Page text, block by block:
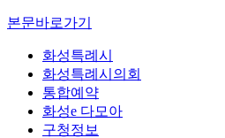
본문바로가기
화성특례시
화성특례시의회
통합예약
화성e 다모아
구청정보